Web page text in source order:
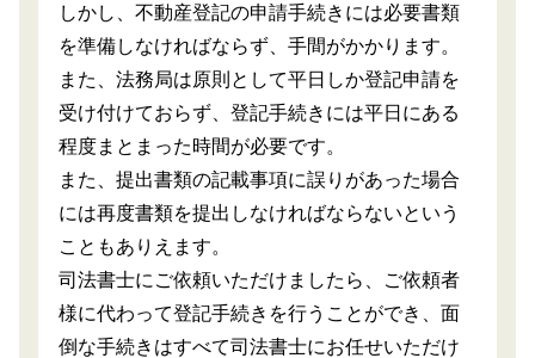
しかし、不動産登記の申請手続きには必要書類
を準備しなければならず、手間がかかります。
また、法務局は原則として平日しか登記申請を
受け付けておらず、登記手続きには平日にある
程度まとまった時間が必要です。
また、提出書類の記載事項に誤りがあった場合
には再度書類を提出しなければならないという
こともありえます。
司法書士にご依頼いただけましたら、ご依頼者
様に代わって登記手続きを行うことができ、面
倒な手続きはすべて司法書士にお任せいただけ